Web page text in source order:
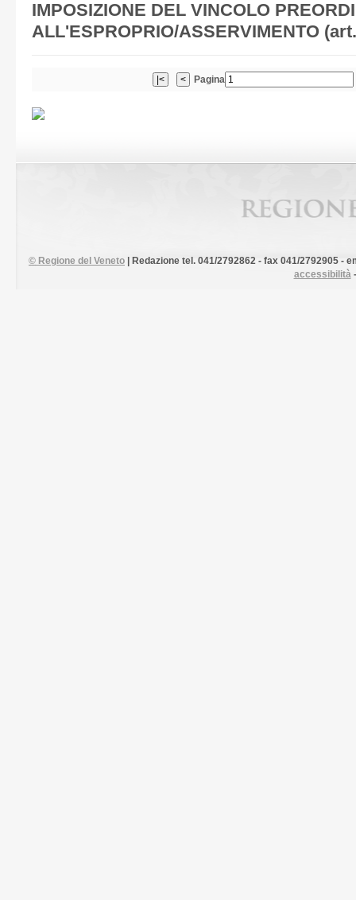
IMPOSIZIONE DEL VINCOLO
ALL'ESPROPRIO/ASSERVIMENTO
Pagina
© Regione del Veneto
| Redazione tel. 041/2792862 - fax 041/2792905 -
accessibilità